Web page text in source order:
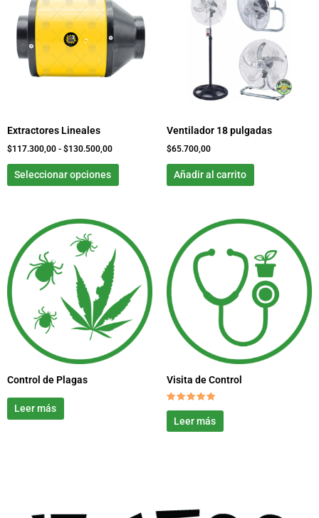
Extractores Lineales
$117.300,00 - $130.500,00
desde
$117.300,00
hasta
$130.500,00
Seleccionar opciones
tiene
múltiples
variantes.
Las
opciones
página
Ventilador 18 pulgadas
$65.700,00
Añadir al carrito
Control de Plagas
Leer más
Visita de Control
Valorado
con
5.00
de 5
Leer más